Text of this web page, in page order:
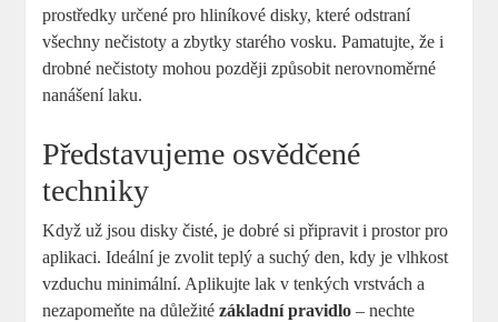
prostředky určené pro hliníkové disky, které odstraní
všechny nečistoty a zbytky starého vosku. Pamatujte, že i
drobné nečistoty mohou později způsobit nerovnoměrné
nanášení laku.
Představujeme osvědčené
techniky
Když už jsou disky čisté, je dobré si připravit i prostor pro
aplikaci. Ideální je zvolit teplý a suchý den, kdy je vlhkost
vzduchu minimální. Aplikujte lak v tenkých vrstvách a
nezapomeňte na důležitézákladní pravidlo – nechte